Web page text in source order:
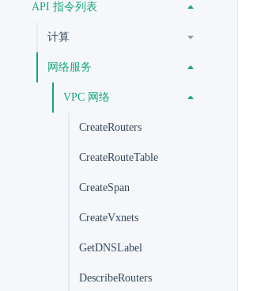
API 指令列表
计算
网络服务
VPC 网络
CreateRouters
CreateRouteTable
CreateSpan
CreateVxnets
GetDNSLabel
DescribeRouters